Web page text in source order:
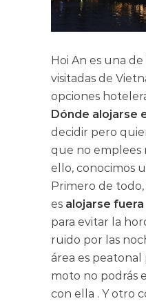
Hoi An es una
visitadas de
opciones
Dónde alojarse
decidir pero
que no emplees
ello, conocimos
Primero de
es alojarse
para evitar la
ruido por las
área es
moto no podrás
con ella . Y otro